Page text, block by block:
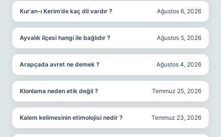
Kur’an-ı Kerim’de kaç dil vardır ? Ağustos 6, 2026
Ayvalık ilçesi hangi ile bağlıdır ? Ağustos 5, 2026
Arapçada avret ne demek ? Ağustos 4, 2026
Klonlama neden etik değil ? Temmuz 25, 2026
Kalem kelimesinin etimolojisi nedir ? Temmuz 23, 2026